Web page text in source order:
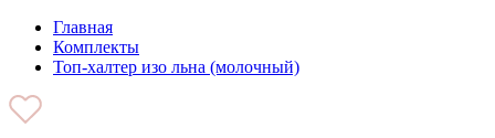
Главная
Комплекты
Топ-халтер изо льна (молочный)